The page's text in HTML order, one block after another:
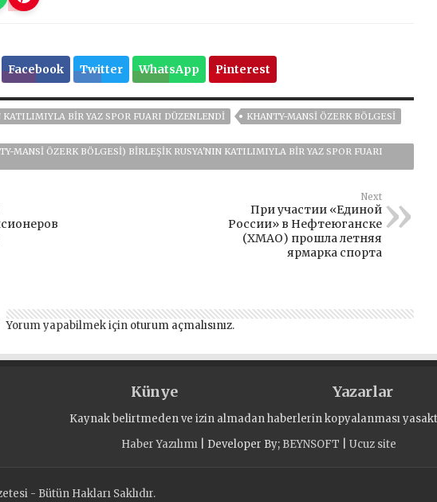
Facebook Twitter WhatsApp Pinterest
KATILIMIYLA BIR YAZ SPOR FUARI DÜZENLENDI
KHANTY-MANSI ÖZERK BÖLGESI
MANSI ÖZERK BÖLGESI) BIRLEŞIK RUSYA'NIN KATILIMIYLA BIR YAZ SPOR FUARI
Next
При участии «Единой
России» в Нефтеюганске
(ХМАО) прошла летняя
ярмарка спорта
Yorum yapabilmek için oturum açmalısınız.
Künye Yazarlar
Kaynak belirtmeden ve izin almadan haberlerin kopyalanması
Haber Yazılımı| Developer By; BEYNSOFT Ucuz site
- Bütün Hakları Saklıdır.